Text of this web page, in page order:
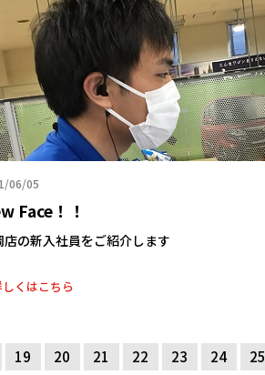
06/05
Face！！
店の新入社員をご紹介します
くはこちら
19 20 21 22 23 24 25